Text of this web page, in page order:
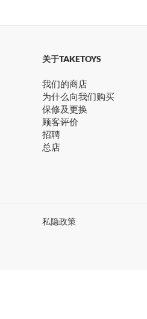
关于TAKETOYS
我们的商店
为什么向我们购买
保修及更换
顾客评价
招聘
总店
私隐政策